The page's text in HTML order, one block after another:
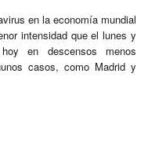
en la economía mundial
intensidad que el lunes y
en descensos menos
casos, como Madrid y